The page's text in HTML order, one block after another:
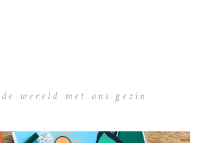
wereld met ons gezin